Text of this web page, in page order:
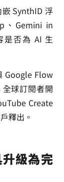
SynthID 浮
、Gemini in
是否為 AI 生
Google Flow
球訂閱者開
Create
釋出。
級為完